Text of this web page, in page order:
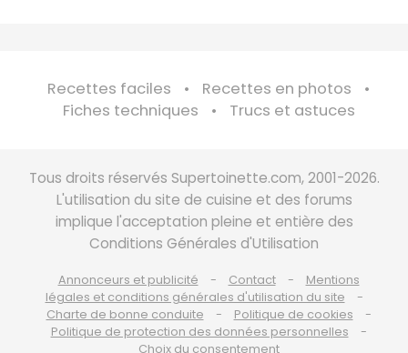
Recettes faciles
Recettes en photos
Fiches techniques
Trucs et astuces
Tous droits réservés Supertoinette.com, 2001-2026.
L'utilisation du site de cuisine et des forums
implique l'acceptation pleine et entière des
Conditions Générales d'Utilisation
Annonceurs et publicité Contact
Mentions
légales et conditions générales d'utilisation du site
Charte de bonne conduite
Politique de cookies
Politique de protection des données personnelles
Choix du consentement